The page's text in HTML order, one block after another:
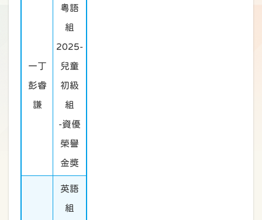
一丁
彭睿
謙
粵語
組
2025-
兒童
初級
組
-資優
榮譽
金獎
英語
組